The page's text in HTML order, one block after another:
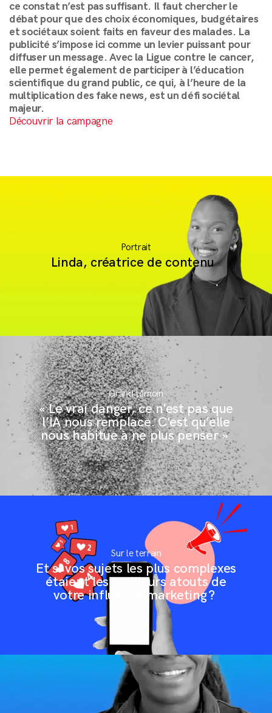
Conditions Générales de Vente
ce constat n’est pas suffisant. Il faut chercher le
débat pour que des choix économiques, budgétaires
et sociétaux soient faits en faveur des malades. La
publicité s’impose ici comme un levier puissant pour
diffuser un message. Avec la Ligue contre le cancer,
elle permet également de participer à l’éducation
scientifique du grand public, ce qui, à l’heure de la
multiplication des fake news, est un défi sociétal
majeur.
Découvrir la campagne
Portrait
Linda, créatrice de contenu
Grand témoin
« Le vrai danger, ce n’est pas que
l’IA nous remplace. C’est qu’elle
nous habitue à ne plus penser »
Sur le terrain
Et si vos sujets les plus complexes
étaient les meilleurs atouts de
votre influence marketing ?